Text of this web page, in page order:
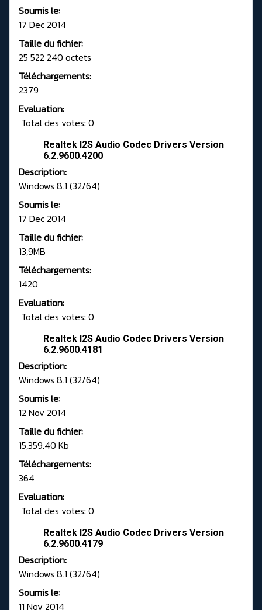
Soumis le:
17 Dec 2014
Taille du fichier:
25 522 240 octets
Téléchargements:
2379
Evaluation:
Total des votes: 0
Realtek I2S Audio Codec Drivers Version
6.2.9600.4200
Description:
Windows 8.1 (32/64)
Soumis le:
17 Dec 2014
Taille du fichier:
13,9MB
Téléchargements:
1420
Evaluation:
Total des votes: 0
Realtek I2S Audio Codec Drivers Version
6.2.9600.4181
Description:
Windows 8.1 (32/64)
Soumis le:
12 Nov 2014
Taille du fichier:
15,359.40 Kb
Téléchargements:
364
Evaluation:
Total des votes: 0
Realtek I2S Audio Codec Drivers Version
6.2.9600.4179
Description:
Windows 8.1 (32/64)
Soumis le:
11 Nov 2014